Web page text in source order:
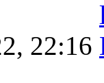
22:16